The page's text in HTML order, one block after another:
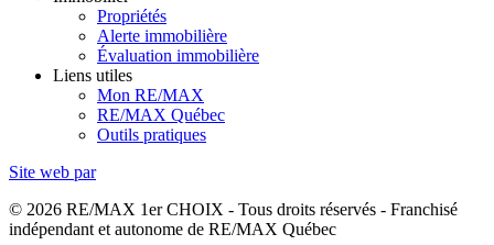
Propriétés
Alerte immobilière
Évaluation immobilière
Liens utiles
Mon RE/MAX
RE/MAX Québec
Outils pratiques
Site web par
© 2026 RE/MAX 1er CHOIX - Tous droits réservés - Franchisé
indépendant et autonome de RE/MAX Québec